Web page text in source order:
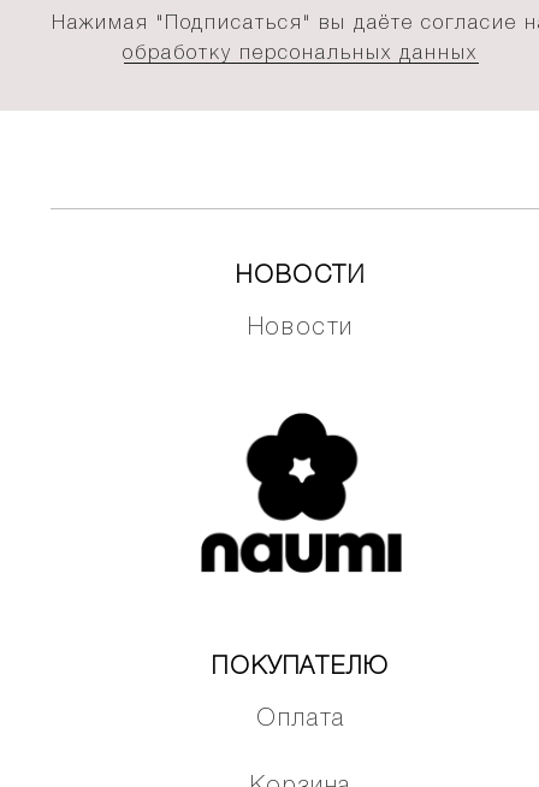
Нажимая "Подписаться" вы даёте согласие
обработку персональных данных
НОВОСТИ
Новости
ПОКУПАТЕЛЮ
Оплата